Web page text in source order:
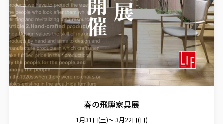
春の飛騨家具展
1月31日(土)～ 3月22日(日)